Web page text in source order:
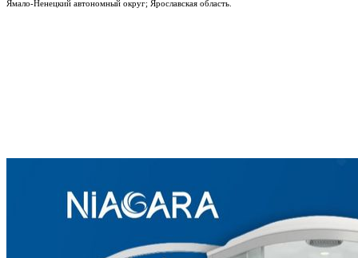
Ямало-Ненецкий автономный округ; Ярославская область.